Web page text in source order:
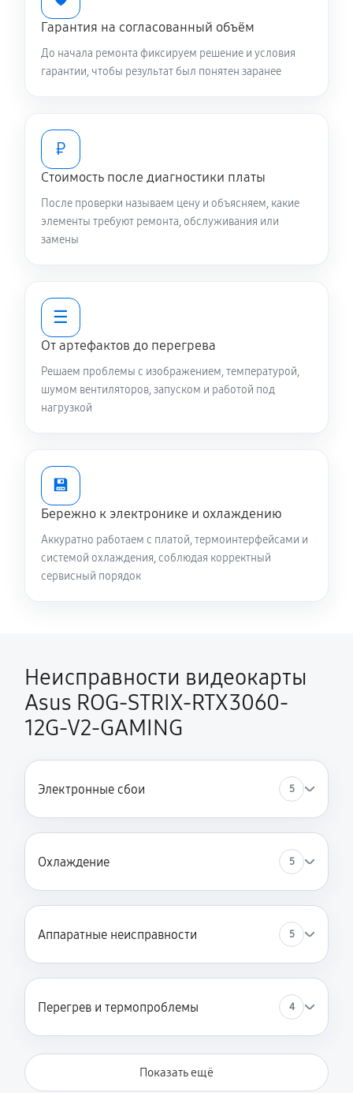
Гарантия на согласованный объём
До начала ремонта фиксируем решение и условия
гарантии, чтобы результат был понятен заранее
₽
Стоимость после диагностики платы
После проверки называем цену и объясняем, какие
элементы требуют ремонта, обслуживания или
замены
☰
От артефактов до перегрева
Решаем проблемы с изображением, температурой,
шумом вентиляторов, запуском и работой под
нагрузкой
💾
Бережно к электронике и охлаждению
Аккуратно работаем с платой, термоинтерфейсами и
системой охлаждения, соблюдая корректный
сервисный порядок
Неисправности видеокарты
Asus ROG-STRIX-RTX3060-
12G-V2-GAMING
Электронные сбои 5
Охлаждение 5
Аппаратные неисправности 5
Перегрев и термопроблемы 4
Показать ещё